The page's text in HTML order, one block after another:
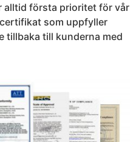
alltid första prioritet för vår
som uppfyller
tillbaka till kunderna med